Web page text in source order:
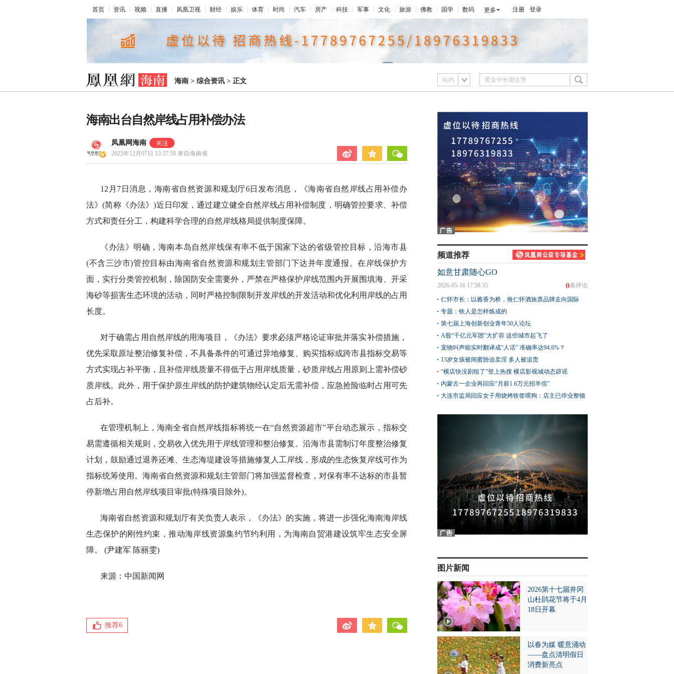
首页 资讯 视频 直播 凤凰卫视 财经 娱乐 体育 时尚 汽车 房产 科技 军事 文化 旅游 佛教 国学 数码 更多 注册 登录
海南 > 综合资讯 > 正文 站内
海南出台自然岸线占用补偿办法
凤凰网海南
2025年12月07日 13:37:59 来自海南省
12月7日消息，海南省自然资源和规划厅6日发布消息，《海南省自然岸线占用补偿办
法》(简称《办法》)近日印发，通过建立健全自然岸线占用补偿制度，明确管控要求、补偿
方式和责任分工，构建科学合理的自然岸线格局提供制度保障。
《办法》明确，海南本岛自然岸线保有率不低于国家下达的省级管控目标，沿海市县
(不含三沙市)管控目标由海南省自然资源和规划主管部门下达并年度通报。在岸线保护方
面，实行分类管控机制，除国防安全需要外，严禁在严格保护岸线范围内开展围填海、开采
海砂等损害生态环境的活动，同时严格控制限制开发岸线的开发活动和优化利用岸线的占用
长度。
对于确需占用自然岸线的用海项目，《办法》要求必须严格论证审批并落实补偿措施，
优先采取原址整治修复补偿，不具备条件的可通过异地修复、购买指标或跨市县指标交易等
方式实现占补平衡，且补偿岸线质量不得低于占用岸线质量，砂质岸线占用原则上需补偿砂
质岸线。此外，用于保护原生岸线的防护建筑物经认定后无需补偿，应急抢险临时占用可先
占后补。
在管理机制上，海南全省自然岸线指标将统一在“自然资源超市”平台动态展示，指标交
易需遵循相关规则，交易收入优先用于岸线管理和整治修复。沿海市县需制订年度整治修复
计划，鼓励通过退养还滩、生态海堤建设等措施修复人工岸线，形成的生态恢复岸线可作为
指标统筹使用。海南省自然资源和规划主管部门将加强监督检查，对保有率不达标的市县暂
停新增占用自然岸线项目审批(特殊项目除外)。
海南省自然资源和规划厅有关负责人表示，《办法》的实施，将进一步强化海南海岸线
生态保护的刚性约束，推动海岸线资源集约节约利用，为海南自贸港建设筑牢生态安全屏
障。 (尹建军 陈丽雯)
来源：中国新闻网
推荐6
频道推荐
如意甘肃随心GO
0条评论
2026-05-16 17:58:35
仁怀市长：以酱香为桥，推仁怀酒旅票品牌走向国际
专题：铁人是怎样炼成的
第七届上海创新创业青年50人论坛
A股“千亿元军团”大扩容 这些城市起飞了
宠物叫声能实时翻译成“人话” 准确率达94.6%？
13岁女孩被闺蜜胁迫卖淫 多人被追责
“横店快没剧组了”登上热搜 横店影视城动态辟谣
内蒙古一企业再回应“月薪1.6万元招羊倌”
大连市监局回应女子用烧烤铁签喂狗：店主已停业整顿
图片新闻
2026第十七届井冈
山杜鹃花节将于4月
18日开幕
以春为媒 暖意涌动
——盘点清明假日
消费新亮点